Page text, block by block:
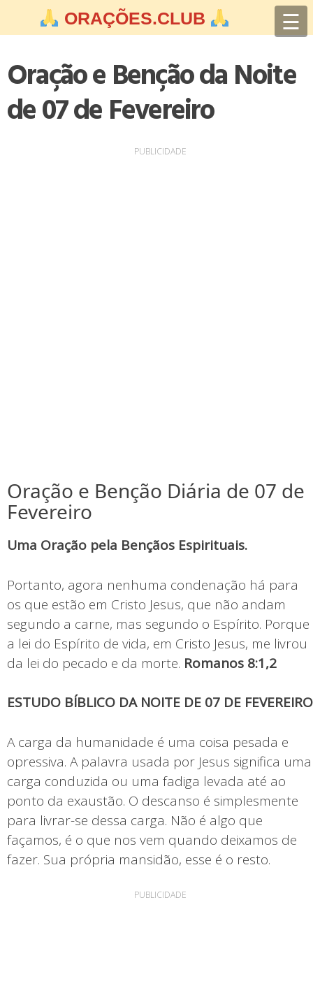
ORAÇÕES.CLUB ☰
Oração e Benção da Noite
de 07 de Fevereiro
PUBLICIDADE
Oração e Benção Diária de 07 de
Fevereiro
Uma Oração pela Bençãos Espirituais.
Portanto, agora nenhuma condenação há para
os que estão em Cristo Jesus, que não andam
segundo a carne, mas segundo o Espírito. Porque
a lei do Espírito de vida, em Cristo Jesus, me livrou
da lei do pecado e da morte. Romanos 8:1,2
ESTUDO BÍBLICO DA NOITE DE 07 DE FEVEREIRO
A carga da humanidade é uma coisa pesada e
opressiva. A palavra usada por Jesus significa uma
carga conduzida ou uma fadiga levada até ao
ponto da exaustão. O descanso é simplesmente
para livrar-se dessa carga. Não é algo que
façamos, é o que nos vem quando deixamos de
fazer. Sua própria mansidão, esse é o resto.
PUBLICIDADE